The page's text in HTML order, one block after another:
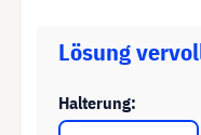
Lösung
Halterung: